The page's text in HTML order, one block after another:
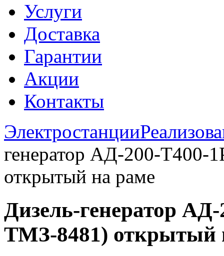
Услуги
Доставка
Гарантии
Акции
Контакты
Электростанции
генератор АД-200-Т400-
открытый на раме
Дизель-генератор
ТМЗ-8481) открытый